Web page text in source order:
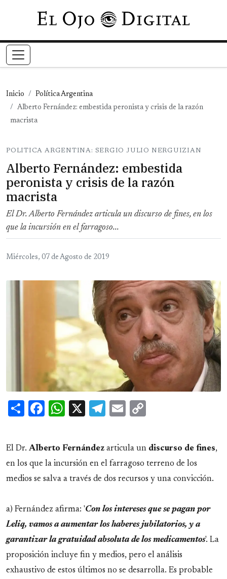
Pasar al contenido principal
Inicio
Política Argentina
Alberto Fernández: embestida peronista y crisis de la razón
macrista
POLITICA ARGENTINA: SERGIO JULIO NERGUIZIAN
Alberto Fernández: embestida
peronista y crisis de la razón
macrista
El Dr. Alberto Fernández articula un discurso de fines, en los
que la incursión en el farragoso...
Miércoles, 07 de Agosto de 2019
ShareFacebook
WhatsApp
X Telegram
Email
El Dr. Alberto Fernández articula un discurso de fines,
en los que la incursión en el farragoso terreno de los
medios se salva a través de dos recursos y una convicción.
a) Fernández afirma: 'Con los intereses que se pagan por
Leliq, vamos a aumentar los haberes jubilatorios, y a
garantizar la gratuidad absoluta de los medicamentos'. La
proposición incluye fin y medios, pero el análisis
exhaustivo de estos últimos no se desarrolla. Es probable